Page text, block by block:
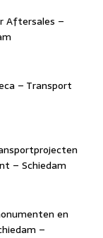
Aftersales –
– Transport
– Schiedam
en
–